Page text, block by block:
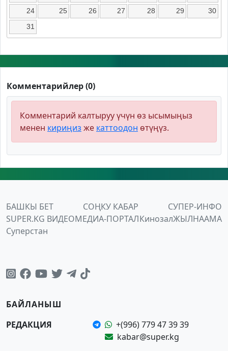
24
25 26 27 28 29
30
31
Комментарийлер (0)
Комментарий калтыруу үчүн өз ысымыңыз
менен кириңиз же каттоодон өтүңүз.
БАШКЫ БЕТ СОҢКУ КАБАР
СУПЕР-ИНФО
SUPER.KG ВИДЕОМЕДИА-ПОРТАЛКинозалЖЫЛНААМА
Суперстан
БАЙЛАНЫШ
РЕДАКЦИЯ
+(996) 779 47 39 39
kabar@super.kg